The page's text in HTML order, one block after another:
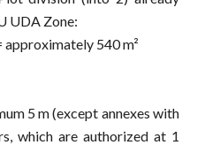
UDA Zone:
540 m²
5 m (except annexes with
which are authorized at 1